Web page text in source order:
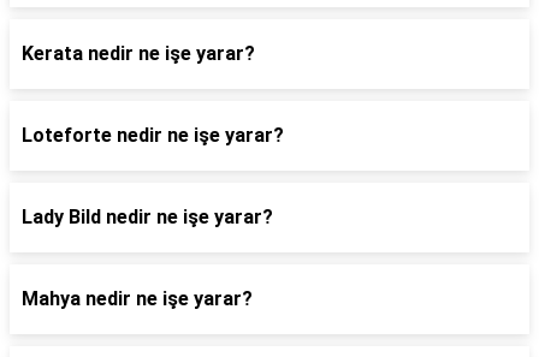
Kerata nedir ne işe yarar?
Loteforte nedir ne işe yarar?
Lady Bild nedir ne işe yarar?
Mahya nedir ne işe yarar?